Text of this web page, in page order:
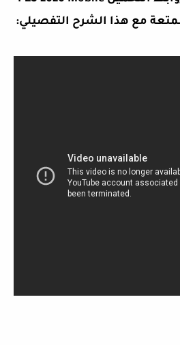
مع هذا الشرح التفصيلي: